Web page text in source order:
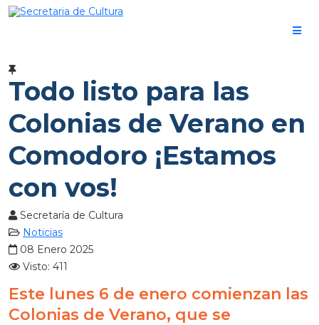
Todo listo para las
Colonias de Verano en
Comodoro ¡Estamos
con vos!
Secretaría de Cultura
Noticias
08 Enero 2025
Visto: 411
Este lunes 6 de enero comienzan las
Colonias de Verano, que se